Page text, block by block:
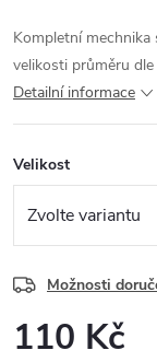
Kompletní
velikosti průměru
Detailní informace
Velikost
Možnosti
110 Kč